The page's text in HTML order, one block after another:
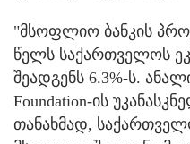
"მსოფლიო ბანკის
წელს საქართველოს
შეადგენს 6.3%-ს.
Foundation-ის
თანახმად,